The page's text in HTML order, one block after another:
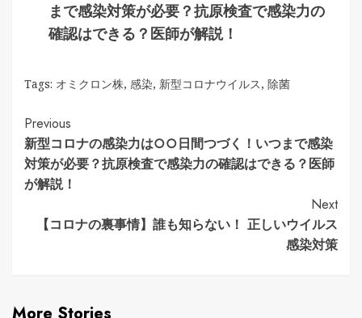
まで感染対策が必要？抗原検査で感染力の
確認はできる？医師が解説！
Tags: オミクロン株, 感染, 新型コロナウイルス, 除菌
Continue
Reading
Previous
新型コロナの感染力は○○日間つづく！いつまで感染
対策が必要？抗原検査で感染力の確認はできる？医師
が解説！
Next
【コロナの裏事情】誰も知らない！ 正しいウイルス
感染対策